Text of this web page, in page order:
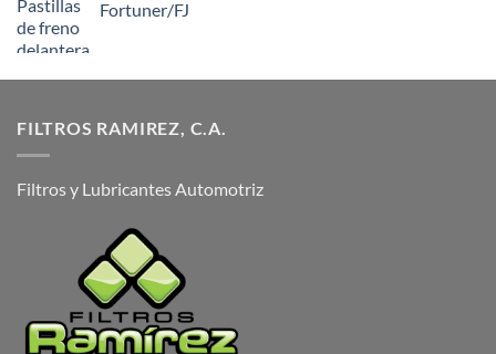
Fortuner/FJ
FILTROS RAMIREZ, C.A.
Filtros y Lubricantes Automotriz